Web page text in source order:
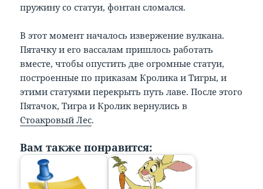
пружину со статуи, фонтан сломался.
В этот момент началось извержение вулкана.
Пятачку и его вассалам пришлось работать
вместе, чтобы опустить две огромные статуи,
построенные по приказам Кролика и Тигры, и
этими статуями перекрыть путь лаве. После этого
Пятачок, Тигра и Кролик вернулись в
Стоакровый Лес.
Вам также понравится: